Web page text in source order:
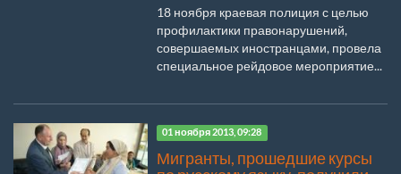
18 ноября краевая полиция с целью
профилактики правонарушений,
совершаемых иностранцами, провела
специальное рейдовое мероприятие...
01 ноября 2013, 09:28
Мигранты, прошедшие курсы